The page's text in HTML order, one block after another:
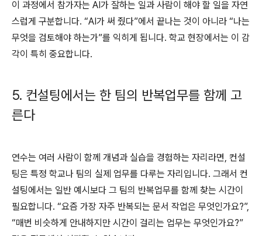
이 과정에서 참가자는 AI가 잘하는 일과 사람이 해야 할 일을 자연
스럽게 구분합니다. “AI가 써 줬다”에서 끝나는 것이 아니라 “나는
무엇을 검토해야 하는가”를 익히게 됩니다. 학교 현장에서는 이 감
각이 특히 중요합니다.
5. 컨설팅에서는 한 팀의 반복업무를 함께 고
른다
연수는 여러 사람이 함께 개념과 실습을 경험하는 자리라면, 컨설
팅은 특정 학교나 팀의 실제 업무를 다루는 자리입니다. 그래서 컨
설팅에서는 일반 예시보다 그 팀의 반복업무를 함께 찾는 시간이
필요합니다. “요즘 가장 자주 반복되는 문서 작업은 무엇인가요?”,
“매번 비슷하게 안내하지만 시간이 걸리는 업무는 무엇인가요?”